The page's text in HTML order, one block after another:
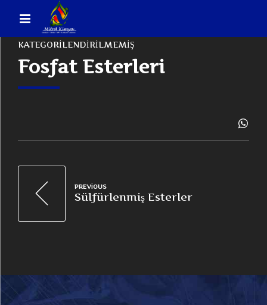
KATEGORILENDIRILMEMIŞ
Fosfat Esterleri
PREVIOUS
Sülfürlenmiş Esterler